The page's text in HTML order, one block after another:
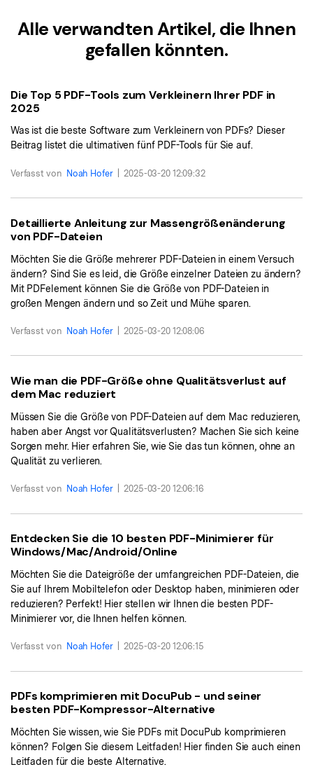
Online PDF Tools
PDF zu Word
PDF komprimieren
Word zu PDF
Weitere Online-Tools
PDF konvertieren
PDF bearbeiten
PDF komprimieren
PDF zuschneiden
Professionelle Anwender
PDF Signieren
PDF schützen
PDF Stapelbearbeiten
eSign PDFs rechtmäßig
Branchen
Bildung
IT-Dienstleistung
Rechtliches
Gesundheitswesen
Regierung
Veröffentlichung
Freiberufler
PDF wie Word bearbeiten
Konvertierung Tipps
Weitere Themen finden
Warum PDFelement
Kundengeschichten
G2 Awards
Bessere Nutzung
Technische Daten
Benutzerhandbuch
PDFelement für Mac
PDFelement für iOS
PDFelement für Android
Bewertungen
Sehen Sie, was unsere Nutzer sagen.
Kostenlose PDF-Vorlagen
Bearbeiten, Drucken und Anpassen von kostenlosen Vorlagen.
PDF-Wissen
PDF-bezogene Informationen, die Sie benötigen.
Alle verwandten Artikel, die Ihnen
gefallen könnten.
Die Top 5 PDF-Tools zum Verkleinern Ihrer PDF in
2025
Was ist die beste Software zum Verkleinern von PDFs? Dieser
Beitrag listet die ultimativen fünf PDF-Tools für Sie auf.
Verfasst von Noah Hofer 2025-03-20 12:09:32
Detaillierte Anleitung zur Massengrößenänderung
von PDF-Dateien
Möchten Sie die Größe mehrerer PDF-Dateien in einem Versuch
ändern? Sind Sie es leid, die Größe einzelner Dateien zu ändern?
Mit PDFelement können Sie die Größe von PDF-Dateien in
großen Mengen ändern und so Zeit und Mühe sparen.
Verfasst von Noah Hofer 2025-03-20 12:08:06
Wie man die PDF-Größe ohne Qualitätsverlust auf
dem Mac reduziert
Müssen Sie die Größe von PDF-Dateien auf dem Mac reduzieren,
haben aber Angst vor Qualitätsverlusten? Machen Sie sich keine
Sorgen mehr. Hier erfahren Sie, wie Sie das tun können, ohne an
Qualität zu verlieren.
Verfasst von Noah Hofer 2025-03-20 12:06:16
Entdecken Sie die 10 besten PDF-Minimierer für
Windows/Mac/Android/Online
Möchten Sie die Dateigröße der umfangreichen PDF-Dateien, die
Sie auf Ihrem Mobiltelefon oder Desktop haben, minimieren oder
reduzieren? Perfekt! Hier stellen wir Ihnen die besten PDF-
Minimierer vor, die Ihnen helfen können.
Verfasst von Noah Hofer 2025-03-20 12:06:15
PDFs komprimieren mit DocuPub - und seiner
besten PDF-Kompressor-Alternative
Möchten Sie wissen, wie Sie PDFs mit DocuPub komprimieren
können? Folgen Sie diesem Leitfaden! Hier finden Sie auch einen
Leitfaden für die beste Alternative.